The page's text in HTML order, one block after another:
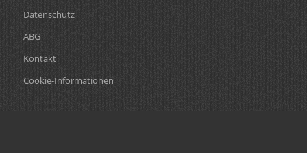
Datenschutz
ABG
Kontakt
Cookie-Informationen